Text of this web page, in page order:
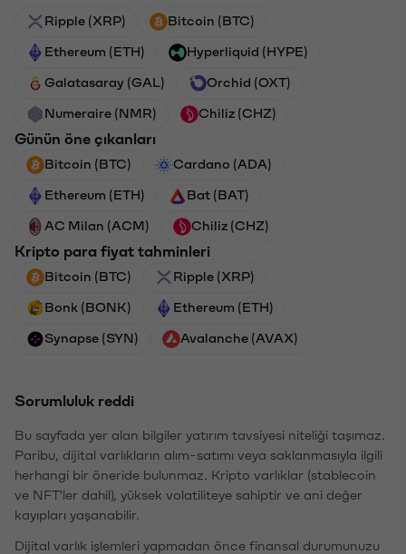
Ripple (XRP) Bitcoin (BTC)
Ethereum (ETH) Hyperliquid (HYPE)
Galatasaray (GAL) Orchid (OXT)
Numeraire (NMR) Chiliz (CHZ)
Günün öne çıkanları
Bitcoin (BTC) Cardano (ADA)
Ethereum (ETH) Bat (BAT)
AC Milan (ACM) Chiliz (CHZ)
Kripto para fiyat tahminleri
Bitcoin (BTC) Ripple (XRP)
Bonk (BONK) Ethereum (ETH)
Synapse (SYN) Avalanche (AVAX)
Sorumluluk reddi
Bu sayfada yer alan bilgiler yatırım tavsiyesi niteliği taşımaz.
Paribu, dijital varlıkların alım-satımı veya saklanmasıyla ilgili
herhangi bir öneride bulunmaz. Kripto varlıklar (stablecoin
ve NFT'ler dahil), yüksek volatiliteye sahiptir ve ani değer
kayıpları yaşanabilir.
Dijital varlık işlemleri yapmadan önce finansal durumunuzu